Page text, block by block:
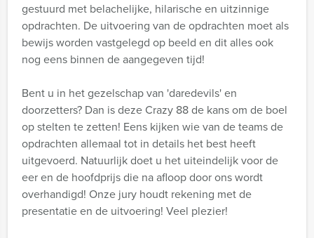
gestuurd met belachelijke, hilarische en uitzinnige
opdrachten. De uitvoering van de opdrachten moet als
bewijs worden vastgelegd op beeld en dit alles ook
nog eens binnen de aangegeven tijd!
Bent u in het gezelschap van 'daredevils' en
doorzetters? Dan is deze Crazy 88 de kans om de boel
op stelten te zetten! Eens kijken wie van de teams de
opdrachten allemaal tot in details het best heeft
uitgevoerd. Natuurlijk doet u het uiteindelijk voor de
eer en de hoofdprijs die na afloop door ons wordt
overhandigd! Onze jury houdt rekening met de
presentatie en de uitvoering! Veel plezier!